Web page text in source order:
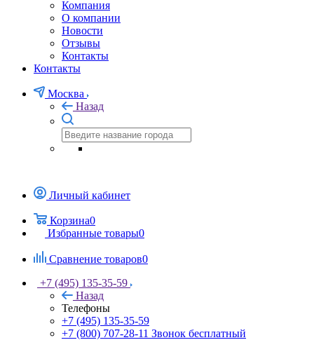
Компания
О компании
Новости
Отзывы
Контакты
Контакты
Москва
Назад
Личный кабинет
Корзина0
Избранные товары0
Сравнение товаров0
+7 (495) 135-35-59
Назад
Телефоны
+7 (495) 135-35-59
+7 (800) 707-28-11 Звонок бесплатный